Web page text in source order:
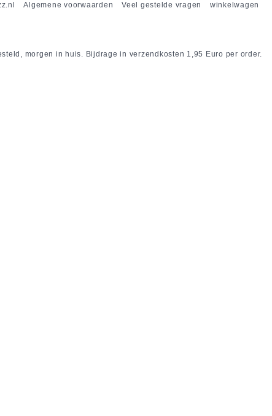
Algemene voorwaarden Veel gestelde vragen winkelwagen
morgen in huis. Bijdrage in verzendkosten 1,95 Euro per order.